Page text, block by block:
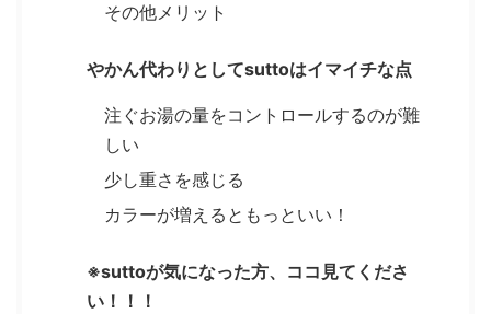
その他メリット
やかん代わりとしてsuttoはイマイチな点
注ぐお湯の量をコントロールするのが難
しい
少し重さを感じる
カラーが増えるともっといい！
※suttoが気になった方、ココ見てくださ
い！！！